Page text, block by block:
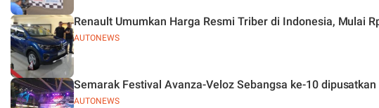
AUTONEWS
Renault Umumkan Harga Resmi Triber di Indonesia, Mulai
AUTONEWS
Semarak Festival Avanza-Veloz Sebangsa ke-10